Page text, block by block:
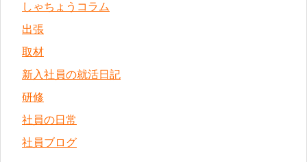
しゃちょうコラム
出張
取材
新入社員の就活日記
研修
社員の日常
社員ブログ